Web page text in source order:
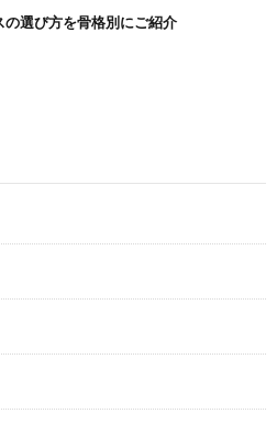
の選び方を骨格別にご紹介